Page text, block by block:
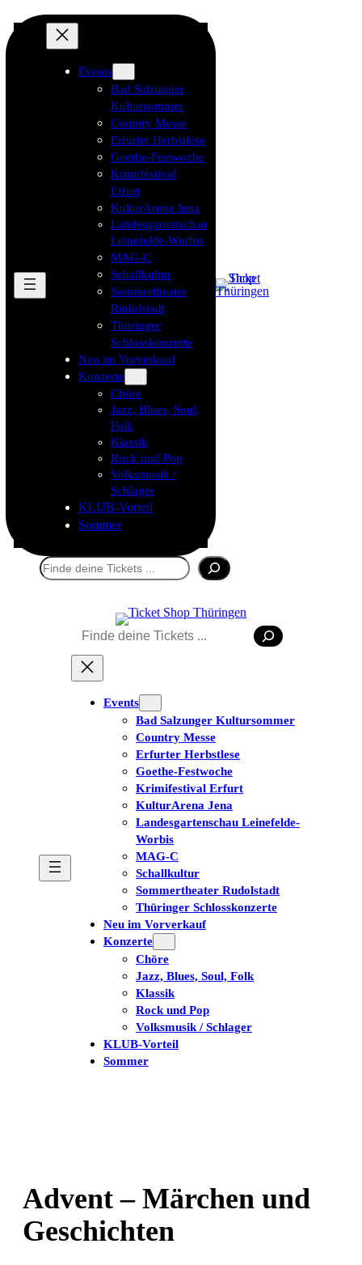
Events
Bad Salzunger
Kultursommer
Country Messe
Erfurter Herbstlese
Goethe-Festwoche
Krimifestival
Erfurt
KulturArena Jena
Landesgartenschau
Leinefelde-Worbis
MAG-C
Schallkultur
Sommertheater
Rudolstadt
Thüringer
Schlosskonzerte
Neu im Vorverkauf
Konzerte
Chöre
Jazz, Blues, Soul,
Folk
Klassik
Rock und Pop
Volksmusik /
Schlager
KLUB-Vorteil
Sommer
Suchen
Suchen
Events
Bad Salzunger Kultursommer
Country Messe
Erfurter Herbstlese
Goethe-Festwoche
Krimifestival Erfurt
KulturArena Jena
Landesgartenschau Leinefelde-
Worbis
MAG-C
Schallkultur
Sommertheater Rudolstadt
Thüringer Schlosskonzerte
Neu im Vorverkauf
Konzerte
Chöre
Jazz, Blues, Soul, Folk
Klassik
Rock und Pop
Volksmusik / Schlager
KLUB-Vorteil
Sommer
Advent – Märchen und
Geschichten